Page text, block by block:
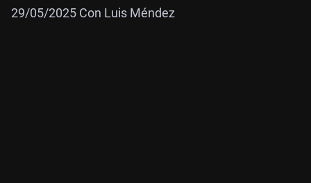
29/05/2025 Con Luis Méndez